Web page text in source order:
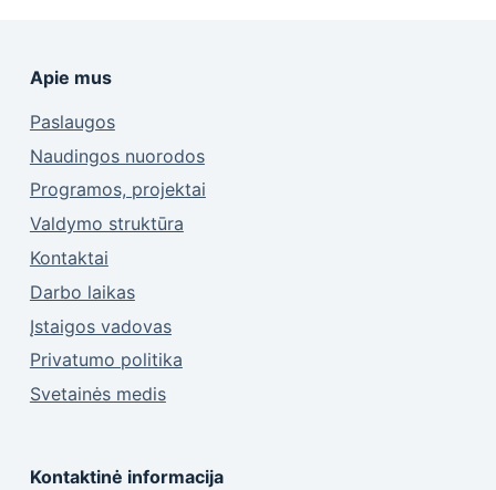
Apie mus
Paslaugos
Naudingos nuorodos
Programos, projektai
Valdymo struktūra
Kontaktai
Darbo laikas
Įstaigos vadovas
Privatumo politika
Svetainės medis
Kontaktinė informacija